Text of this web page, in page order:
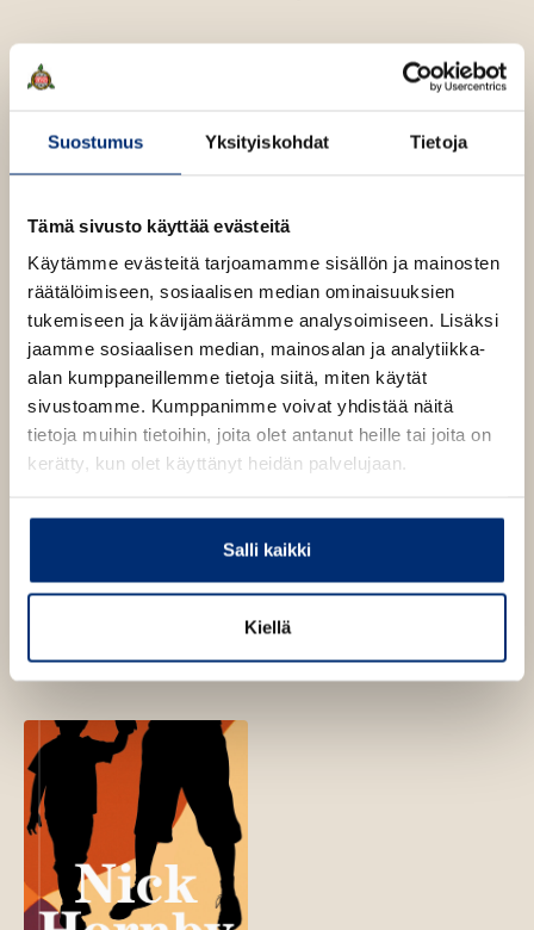
Suostumus Yksityiskohdat Tietoja
Tämä sivusto käyttää evästeitä
Käytämme evästeitä tarjoamamme sisällön ja mainosten
räätälöimiseen, sosiaalisen median ominaisuuksien
tukemiseen ja kävijämäärämme analysoimiseen. Lisäksi
jaamme sosiaalisen median, mainosalan ja analytiikka-
alan kumppaneillemme tietoja siitä, miten käytät
sivustoamme. Kumppanimme voivat yhdistää näitä
tietoja muihin tietoihin, joita olet antanut heille tai joita on
kerätty, kun olet käyttänyt heidän palvelujaan.
Salli kaikki
Kiellä
Teokset
Olet tässä
Nick Hornby
Uskollinen
äänentoisto